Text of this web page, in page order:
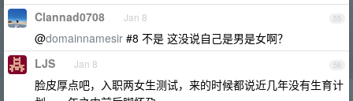
55
Clannad0708 Jan 8
@domainnamesir #8 不是 这没说自己是男是女啊？
56
LJS Jan 8
脸皮厚点吧，入职两女生测试，来的时候都说近几年没有生育计